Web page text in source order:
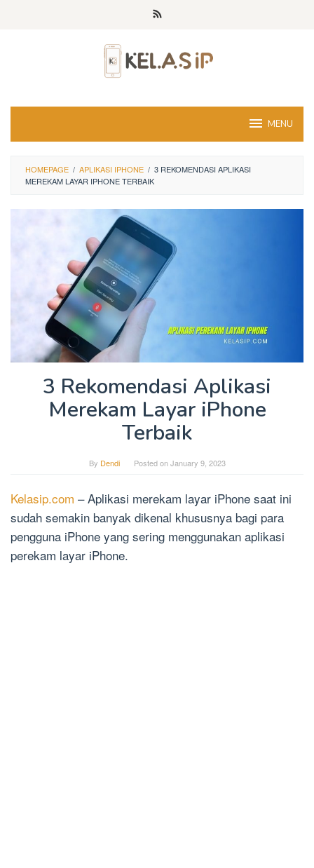
MENU
HOMEPAGE / APLIKASI IPHONE / 3 REKOMENDASI APLIKASI
MEREKAM LAYAR IPHONE TERBAIK
3 Rekomendasi Aplikasi
Merekam Layar iPhone
Terbaik
By Dendi Posted onJanuary 9, 2023
Kelasip.com – Aplikasi merekam layar iPhone saat ini
sudah semakin banyak dikenal khususnya bagi para
pengguna iPhone yang sering menggunakan aplikasi
perekam layar iPhone.